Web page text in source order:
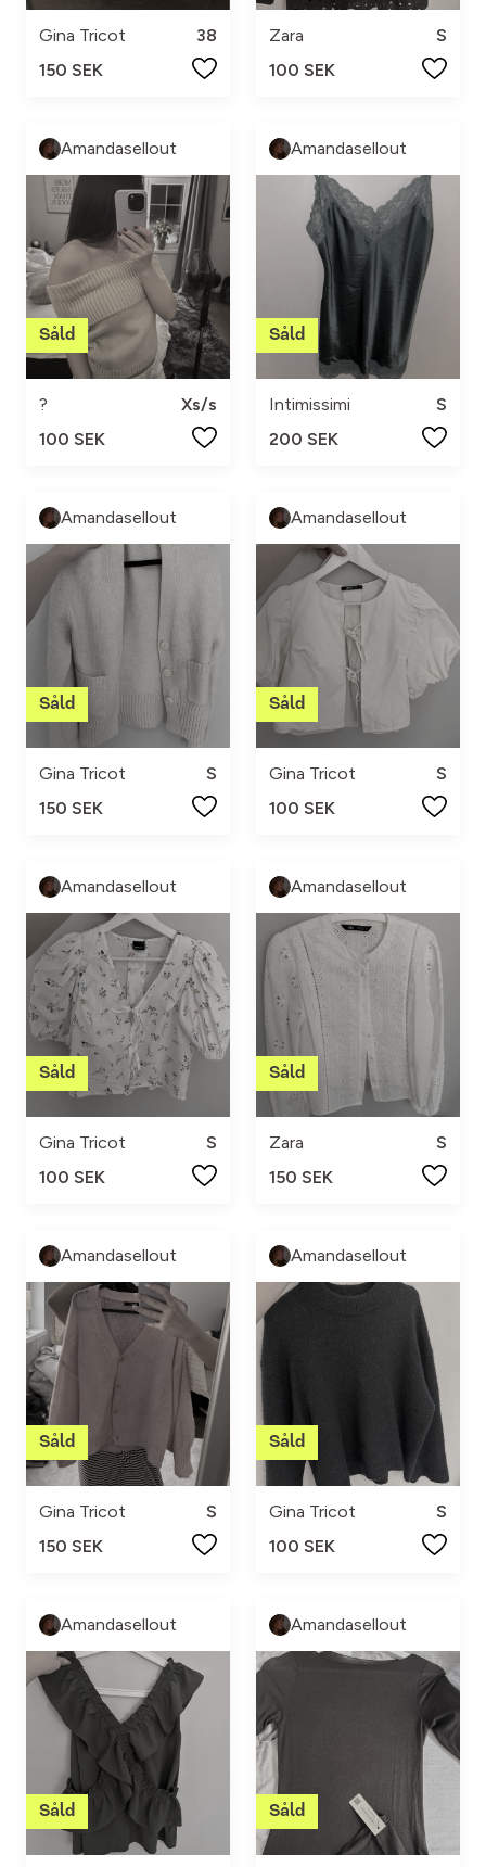
Gina Tricot
38
150 SEK
Zara
S
100 SEK
Amandasellout
?
Xs/s
100 SEK
Amandasellout
Intimissimi
S
200 SEK
Amandasellout
Gina Tricot
S
150 SEK
Amandasellout
Gina Tricot
S
100 SEK
Amandasellout
Gina Tricot
S
100 SEK
Amandasellout
Zara
S
150 SEK
Amandasellout
Gina Tricot
S
150 SEK
Amandasellout
Gina Tricot
S
100 SEK
Amandasellout Amandasellout